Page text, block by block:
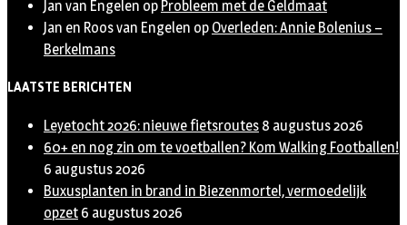
Jan van Engelen op Probleem met de Geldmaat
Jan en Roos van Engelen op Overleden: Annie Bolenius –
Berkelmans
LAATSTE BERICHTEN
Leyetocht 2026: nieuwe fietsroutes 8 augustus 2026
60+ en nog zin om te voetballen? Kom Walking Footballen!
6 augustus 2026
Buxusplanten in brand in Biezenmortel, vermoedelijk
opzet 6 augustus 2026